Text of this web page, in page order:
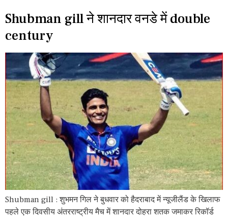
Shubman gill ने शानदार वनडे में double
century
Shubman gill : शुभमन गिल ने बुधवार को हैदराबाद में न्यूजीलैंड के खिलाफ
पहले एक दिवसीय अंतरराष्ट्रीय मैच में शानदार दोहरा शतक जमाकर रिकॉर्ड